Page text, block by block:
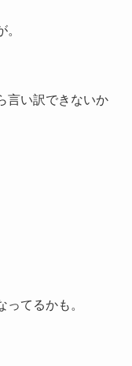
言い訳できないか
てるかも。